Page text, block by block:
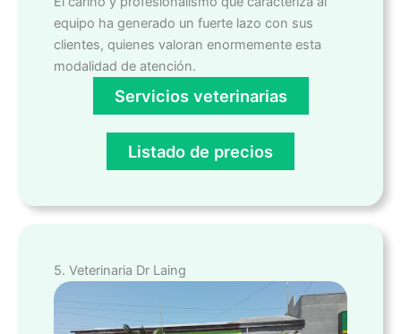
equipo ha generado un fuerte lazo con sus
clientes, quienes valoran enormemente esta
modalidad de atención.
Servicios veterinarias
Listado de precios
5. Veterinaria Dr Laing